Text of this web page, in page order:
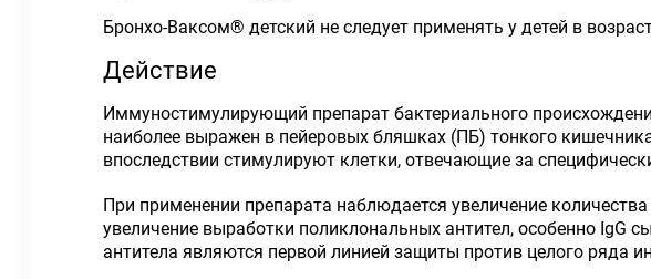
Бронхо-Ваксом® детский не следует применять у детей в
Действие
Иммуностимулирующий препарат бактериального
наиболее выражен в пейеровых бляшках (ПБ) тонкого
впоследствии стимулируют клетки, отвечающие за
При применении препарата наблюдается увеличение
увеличение выработки поликлональных антител, особенно IgG
антитела являются первой линией защиты против целого ряда